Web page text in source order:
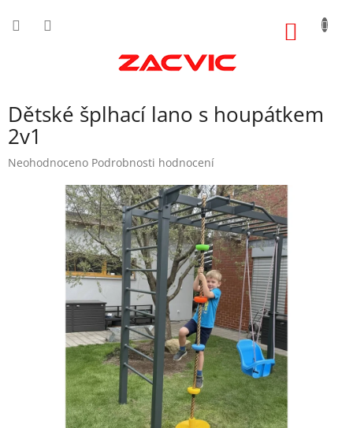
Dětské šplhací lano s houpátkem
2v1
Průměrné
Neohodnoceno Podrobnosti hodnocení